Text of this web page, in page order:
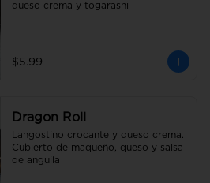
queso crema y togarashi
$5.99
Dragon Roll
Langostino crocante y queso crema.
Cubierto de maqueño, queso y salsa
de anguila